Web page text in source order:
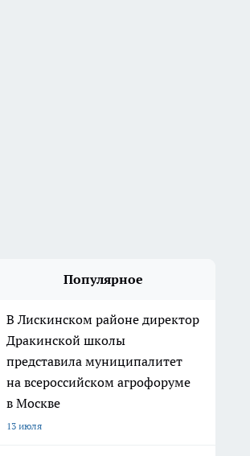
Популярное
В Лискинском районе директор
Дракинской школы
представила муниципалитет
на всероссийском агрофоруме
в Москве
13 июля